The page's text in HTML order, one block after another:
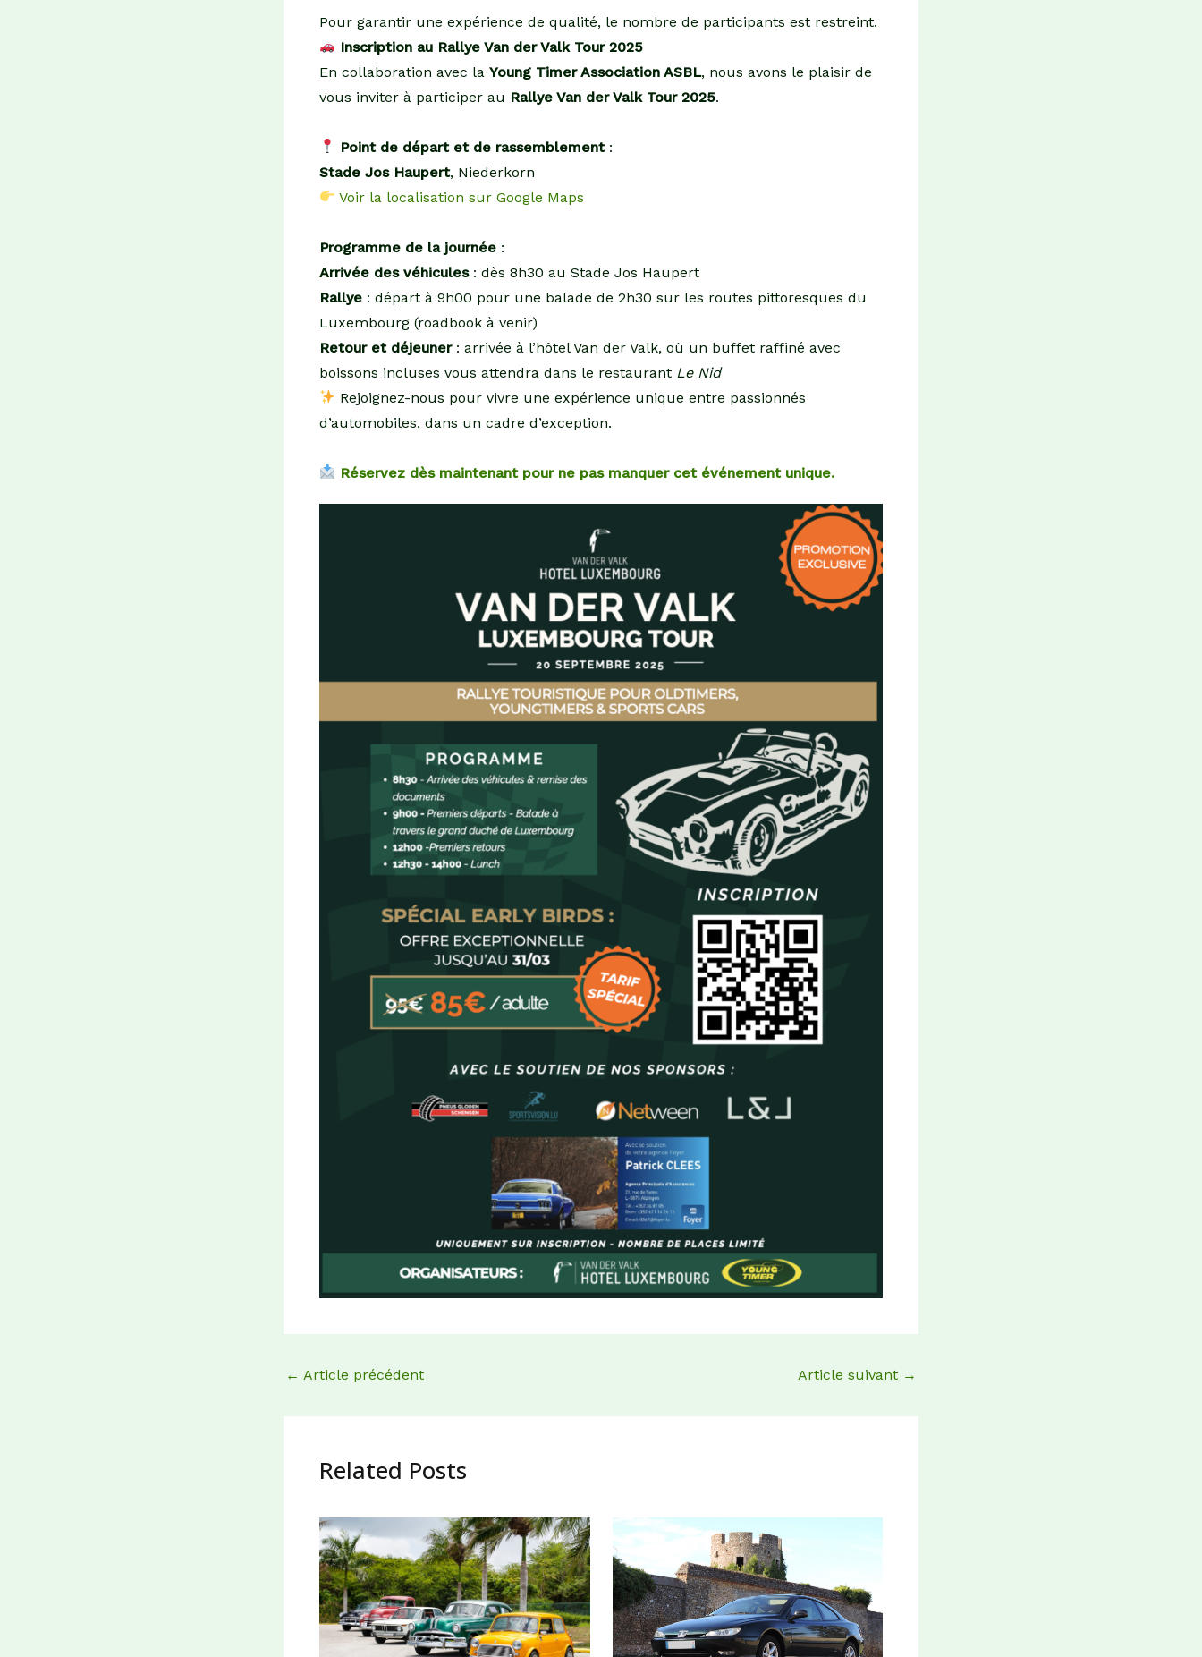
Pour garantir une expérience de qualité, le nombre de participants est restreint.
Inscription au Rallye Van der Valk Tour 2025
En collaboration avec la Young Timer Association ASBL, nous avons le plaisir de
vous inviter à participer au Rallye Van der Valk Tour 2025.
Point de départ et de rassemblement:
Stade Jos Haupert, Niederkorn
Voir la localisation sur Google Maps
Programme de la journée :
Arrivée des véhicules: dès 8h30 au Stade Jos Haupert
Rallye : départ à 9h00 pour une balade de 2h30 sur les routes pittoresques du
Luxembourg (roadbook à venir)
Retour et déjeuner: arrivée à l’hôtel Van der Valk, où un buffet raffiné avec
boissons incluses vous attendra dans le restaurant Le Nid
Rejoignez-nous pour vivre une expérience unique entre passionnés
d’automobiles, dans un cadre d’exception.
Réservez dès maintenant pour ne pas manquer cet événement unique.
← Article précédent Article suivant →
Related Posts